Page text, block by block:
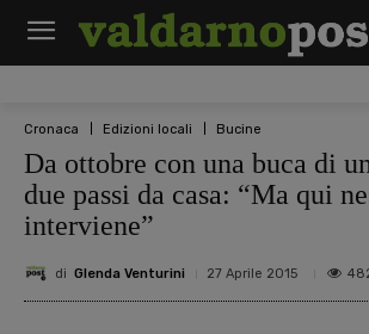
Cronaca Edizioni locali Bucine
Da ottobre con una buca di
due passi da casa: “Ma qui
interviene”
di Glenda Venturini 27 Aprile 2015